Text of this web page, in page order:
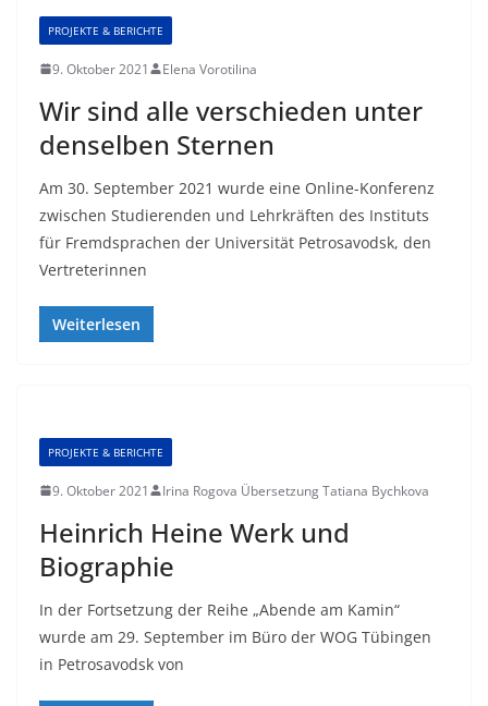
PROJEKTE & BERICHTE
9. Oktober 2021 Elena Vorotilina
Wir sind alle verschieden unter
denselben Sternen
Am 30. September 2021 wurde eine Online-Konferenz
zwischen Studierenden und Lehrkräften des Instituts
für Fremdsprachen der Universität Petrosavodsk, den
Vertreterinnen
Weiterlesen
PROJEKTE & BERICHTE
9. Oktober 2021 Irina Rogova Übersetzung Tatiana Bychkova
Heinrich Heine Werk und
Biographie
In der Fortsetzung der Reihe „Abende am Kamin“
wurde am 29. September im Büro der WOG Tübingen
in Petrosavodsk von